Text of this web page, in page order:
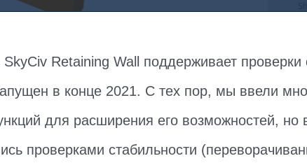
Retaining Wall поддерживает проверки
в конце 2021. С тех пор, мы ввели
для расширения его возможностей, но
проверками стабильности